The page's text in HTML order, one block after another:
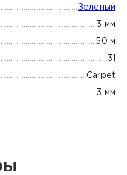
Зеленый
3 мм
50 м
31
Carpet
3 мм